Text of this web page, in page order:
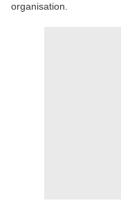
organisation.